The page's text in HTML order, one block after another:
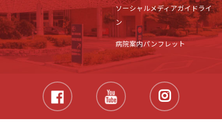
ソーシャルメディアガイドライ
ン
病院案内パンフレット